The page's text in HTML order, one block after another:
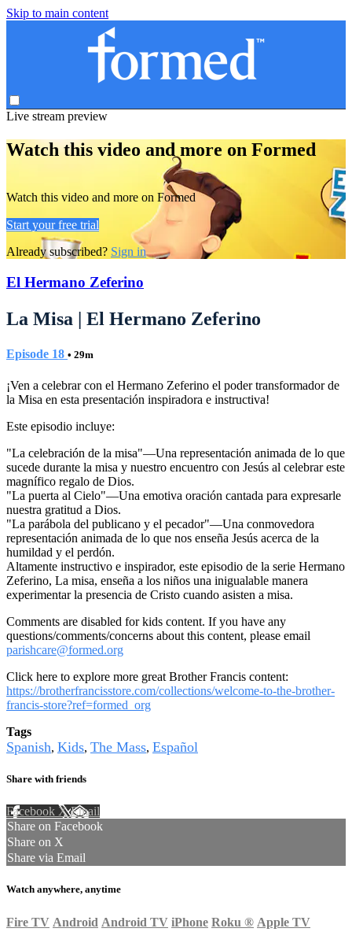
Skip to main content
Live stream preview
Watch this video and more on Formed
Watch this video and more on Formed
Start your free trial
Already subscribed? Sign in
El Hermano Zeferino
La Misa | El Hermano Zeferino
Episode 18 • 29m
¡Ven a celebrar con el Hermano Zeferino el poder transformador de
la Misa en esta presentación inspiradora e instructiva!
Este episodio incluye:
"La celebración de la misa"—Una representación animada de lo que
sucede durante la misa y nuestro encuentro con Jesús al celebrar este
magnífico regalo de Dios.
"La puerta al Cielo"—Una emotiva oración cantada para expresarle
nuestra gratitud a Dios.
"La parábola del publicano y el pecador"—Una conmovedora
representación animada de lo que nos enseña Jesús acerca de la
humildad y el perdón.
Altamente instructivo e inspirador, este episodio de la serie Hermano
Zeferino, La misa, enseña a los niños una inigualable manera
experimentar la presencia de Cristo cuando asisten a misa.
Comments are disabled for kids content. If you have any
questions/comments/concerns about this content, please email
parishcare@formed.org
Click here to explore more great Brother Francis content:
https://brotherfrancisstore.com/collections/welcome-to-the-brother-
francis-store?ref=formed_org
Tags
Spanish, Kids, The Mass, Español
Share with friends
Facebook XEmail
Share on Facebook
Share on X
Share via Email
Watch anywhere, anytime
Fire TV Android Android TV iPhone Roku ® Apple TV